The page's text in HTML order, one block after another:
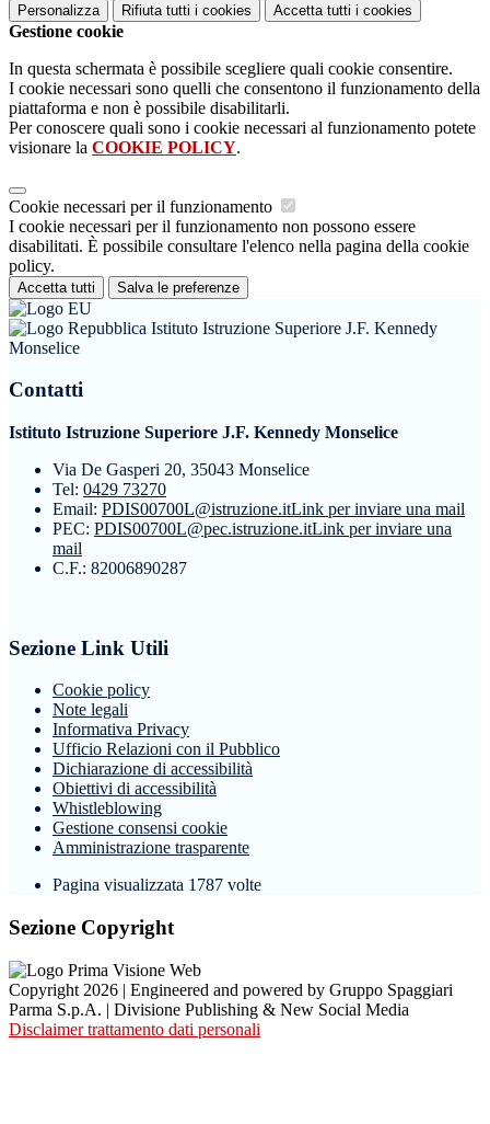
Personalizza Rifiuta tutti i cookies Accetta tutti i cookies
Gestione cookie
In questa schermata è possibile scegliere quali cookie consentire.
I cookie necessari sono quelli che consentono il funzionamento della
piattaforma e non è possibile disabilitarli.
Per conoscere quali sono i cookie necessari al funzionamento potete
visionare la COOKIE POLICY.
Cookie necessari per il funzionamento
I cookie necessari per il funzionamento non possono essere
disabilitati. È possibile consultare l'elenco nella pagina della cookie
policy.
Accetta tutti Salva le preferenze
Istituto Istruzione Superiore J.F. Kennedy
Monselice
Contatti
Istituto Istruzione Superiore J.F. Kennedy Monselice
Via De Gasperi 20, 35043 Monselice
Tel: 0429 73270
Email: PDIS00700L@istruzione.itLink per inviare una mail
PEC: PDIS00700L@pec.istruzione.itLink per inviare una
mail
C.F.: 82006890287
Sezione Link Utili
Cookie policy
Note legali
Informativa Privacy
Ufficio Relazioni con il Pubblico
Dichiarazione di accessibilità
Obiettivi di accessibilità
Whistleblowing
Gestione consensi cookie
Amministrazione trasparente
Pagina visualizzata 1787 volte
Sezione Copyright
Copyright 2026 | Engineered and powered by Gruppo Spaggiari
Parma S.p.A. | Divisione Publishing & New Social Media
Disclaimer trattamento dati personali